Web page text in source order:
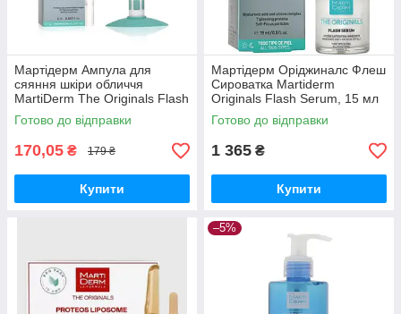
Мартідерм Ампула для
сяяння шкіри обличчя
MartiDerm The Originals Flash
Ampoules, 1 ампула
Готово до відправки
170,05 ₴ 179 ₴
Купити
Мартідерм Оріджиналс Флеш
Сироватка Martiderm
Originals Flash Serum, 15 мл
Готово до відправки
1 365 ₴
Купити
–5%